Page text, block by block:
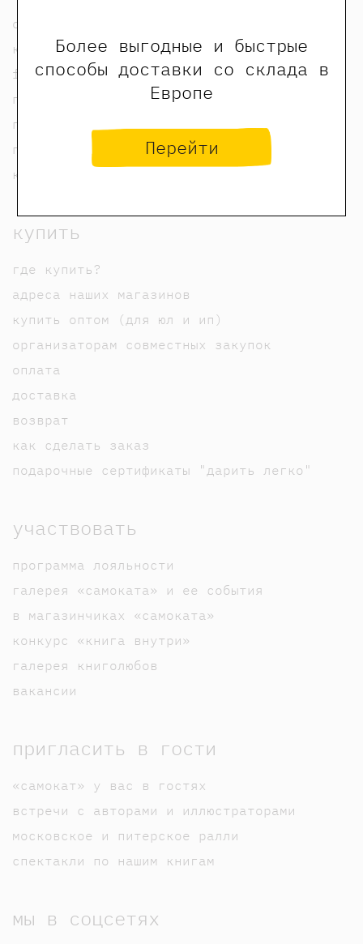
Более выгодные и быстрые
способы доставки со склада в
Европе
Перейти
о нас
контакты
foreign rights contacts
политика конфиденциальности
публичная оферта
пользовательское соглашение
карта сайта
купить
где купить?
адреса наших магазинов
купить оптом (для юл и ип)
организаторам совместных закупок
оплата
доставка
возврат
как сделать заказ
подарочные сертификаты "дарить легко"
участвовать
программа лояльности
галерея «самоката» и ее события
в магазинчиках «самоката»
конкурс «книга внутри»
галерея книголюбов
вакансии
пригласить в гости
«самокат» у вас в гостях
встречи с авторами и иллюстраторами
московское и питерское ралли
спектакли по нашим книгам
мы в соцсетях